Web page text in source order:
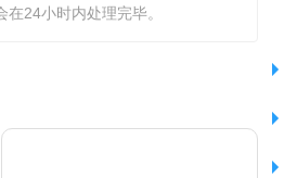
24小时内处理完毕。